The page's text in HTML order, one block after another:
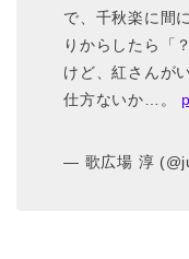
で、千秋楽に間
りからしたら「
けど、紅さんが
仕方ないか…。
— 歌広場 淳